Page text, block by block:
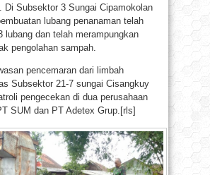
Di Subsektor 3 Sungai Cipamokolan
lubang penanaman telah
lubang dan telah merampungkan
pengolahan sampah.
pencemaran dari limbah
Subsektor 21-7 sungai Cisangkuy
pengecekan di dua perusahaan
SUM dan PT Adetex Grup.[rls]